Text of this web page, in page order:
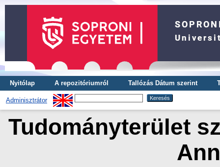
Nyitólap A repozitóriumról Tallózás Dátum szerint
Adminisztrátor
Tudományterület